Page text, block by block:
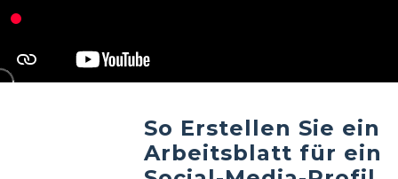
So Erstellen Sie ein
Arbeitsblatt für ein